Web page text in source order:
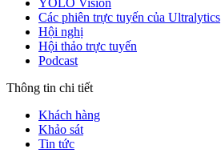
Các phiên trực tuyến của Ultralytics
Hội nghị
Hội thảo trực tuyến
Podcast
Thông tin chi tiết
Khách hàng
Khảo sát
Tin tức